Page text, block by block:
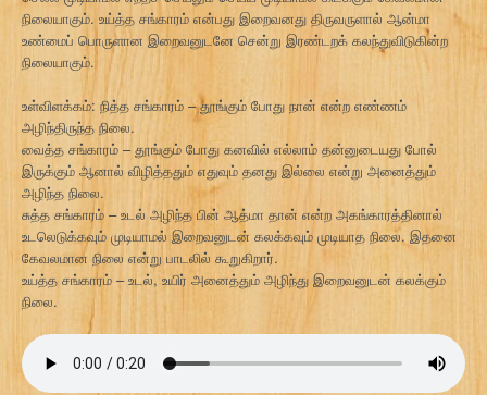
நிலையாகும். உய்த்த சங்காரம் என்பது இறைவனது திருவருளால் ஆன்மா
உண்மைப் பொருளான இறைவனுடனே சென்று இரண்டறக் கலந்துவிடுகின்ற
நிலையாகும்.
உள்விளக்கம்: நித்த சங்காரம் – தூங்கும் போது நான் என்ற எண்ணம்
அழிந்திருந்த நிலை.
வைத்த சங்காரம் – தூங்கும் போது கனவில் எல்லாம் தன்னுடையது போல்
இருக்கும் ஆனால் விழித்ததும் எதுவும் தனது இல்லை என்று அனைத்தும்
அழிந்த நிலை.
சுத்த சங்காரம் – உடல் அழிந்த பின் ஆத்மா தான் என்ற அகங்காரத்தினால்
உடலெடுக்கவும் முடியாமல் இறைவனுடன் கலக்கவும் முடியாத நிலை. இதனை
கேவலமான நிலை என்று பாடலில் கூறுகிறார்.
உய்த்த சங்காரம் – உடல், உயிர் அனைத்தும் அழிந்து இறைவனுடன் கலக்கும்
நிலை.